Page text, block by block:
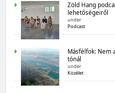
MAGYARORSZÁG SZÁMOKBAN
Magyarország számokban:
Zöld Hang
lehetőségeiről
under
Podcast
Másfélfok: Nem
tónál
under
Közélet